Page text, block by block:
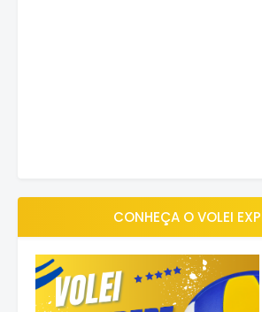
CONHEÇA O VOLEI